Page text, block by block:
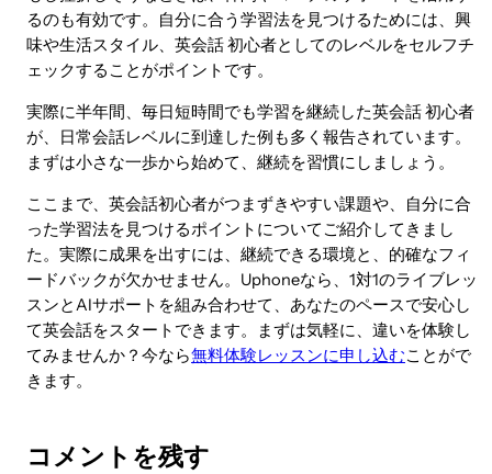
るのも有効です。自分に合う学習法を見つけるためには、興
味や生活スタイル、英会話 初心者としてのレベルをセルフチ
ェックすることがポイントです。
実際に半年間、毎日短時間でも学習を継続した英会話 初心者
が、日常会話レベルに到達した例も多く報告されています。
まずは小さな一歩から始めて、継続を習慣にしましょう。
ここまで、英会話初心者がつまずきやすい課題や、自分に合
った学習法を見つけるポイントについてご紹介してきまし
た。実際に成果を出すには、継続できる環境と、的確なフィ
ードバックが欠かせません。Uphoneなら、1対1のライブレッ
スンとAIサポートを組み合わせて、あなたのペースで安心し
て英会話をスタートできます。まずは気軽に、違いを体験し
てみませんか？今なら無料体験レッスンに申し込むことがで
きます。
コメントを残す